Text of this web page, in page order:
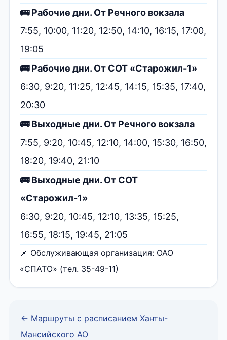
🚌 Рабочие дни. От Речного вокзала
7:55, 10:00, 11:20, 12:50, 14:10, 16:15, 17:00,
19:05
🚌 Рабочие дни. От СОТ «Старожил-1»
6:30, 9:20, 11:25, 12:45, 14:15, 15:35, 17:40,
20:30
🚌 Выходные дни. От Речного вокзала
7:55, 9:20, 10:45, 12:10, 14:00, 15:30, 16:50,
18:20, 19:40, 21:10
🚌 Выходные дни. От СОТ
«Старожил-1»
6:30, 9:20, 10:45, 12:10, 13:35, 15:25,
16:55, 18:15, 19:45, 21:05
📌 Обслуживающая организация: ОАО
«СПАТО» (тел. 35-49-11)
← Маршруты с расписанием Ханты-
Мансийского АО